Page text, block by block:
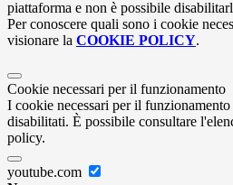
piattaforma e non è possibile
Per conoscere quali sono i cookie
visionare la COOKIE POLICY.
Cookie necessari per il funzionamento
I cookie necessari per il funzionamento
disabilitati. È possibile consultare
policy.
youtube.com